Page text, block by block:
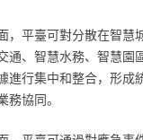
，平臺可對分散在智慧
通、智慧水務、智慧園
進行集中和整合，形成
務協同。